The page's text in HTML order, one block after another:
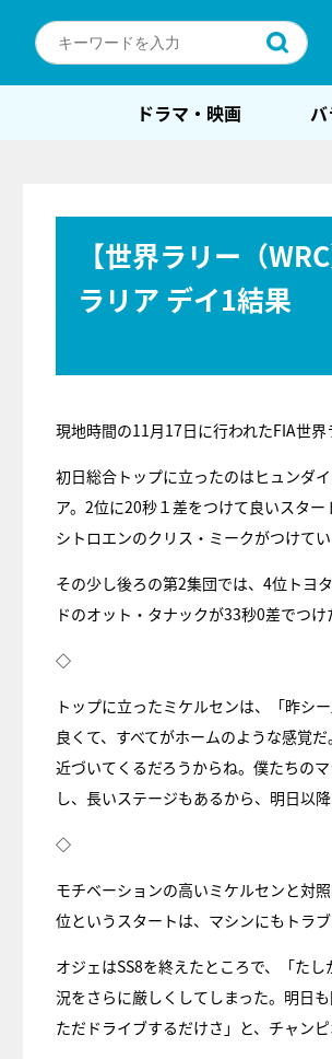
ドラマ・映画 バ
【世界ラリー（
ラリア デイ1結果
現地時間の11月17日に行われたFIA世界
初日総合トップに立ったのはヒュンダ
ア。2位に20秒１差をつけて良いスタ
シトロエンのクリス・ミークがつけてい
その少し後ろの第2集団では、4位トヨ
ドのオット・タナックが33秒0差でつけ
◇
トップに立ったミケルセンは、「昨シ
良くて、すべてがホームのような感覚
近づいてくるだろうからね。僕たちの
し、長いステージもあるから、明日以
◇
モチベーションの高いミケルセンと対
位というスタートは、マシンにもトラ
オジェはSS8を終えたところで、「た
況をさらに厳しくしてしまった。明日
ただドライブするだけさ」と、チャン